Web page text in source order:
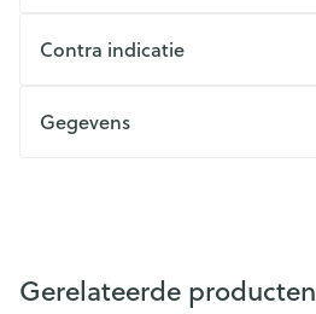
Contra indicatie
Gegevens
Gerelateerde producten